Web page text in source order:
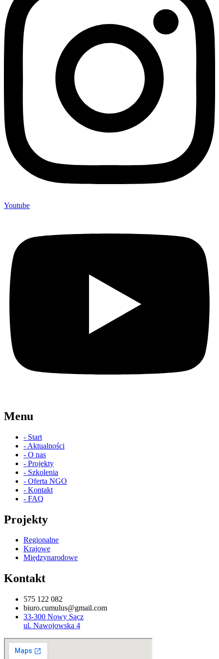
Youtube
Menu
- Start
- Aktualności
- O nas
- Projekty
- Szkolenia
- Oferta NGO
- Kontakt
- FAQ
Projekty
Regionalne
Krajowe
Międzynarodowe
Kontakt
575 122 082
biuro.cumulus@gmail.com
33-300 Nowy Sącz
ul. Nawojowska 4